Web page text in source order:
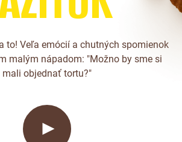
to! Veľa emócií a chutných spomienok
malým nápadom: "Možno by sme si
mali objednať tortu?"